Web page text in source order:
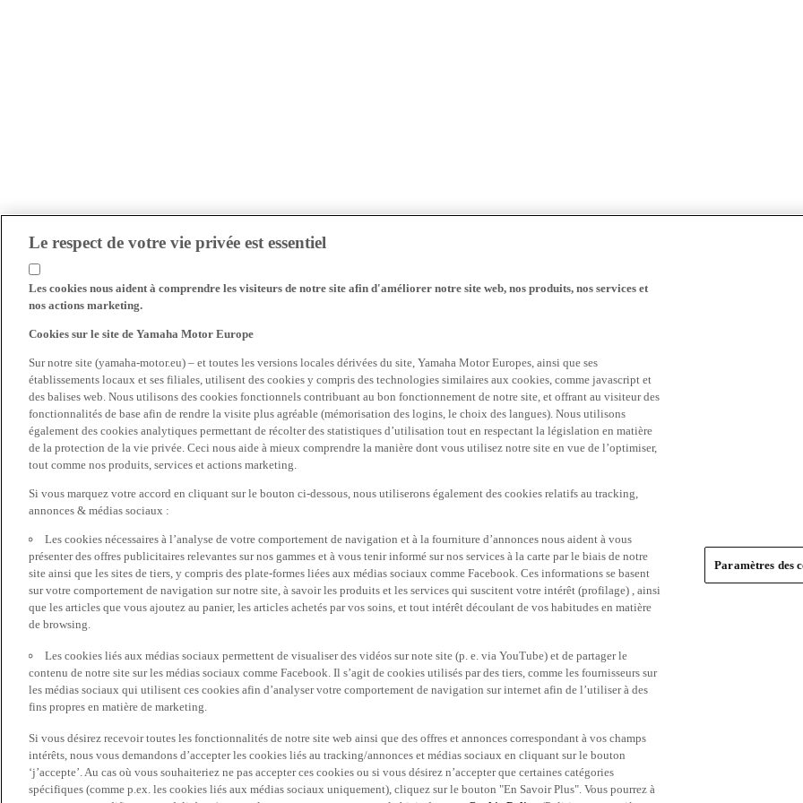
Le respect de votre vie privée est essentiel
Les cookies nous aident à comprendre les visiteurs de notre site afin d'améliorer notre site web, nos produits, nos services et
nos actions marketing.
Cookies sur le site de Yamaha Motor Europe
Sur notre site (yamaha-motor.eu) – et toutes les versions locales dérivées du site, Yamaha Motor Europes, ainsi que ses
établissements locaux et ses filiales, utilisent des cookies y compris des technologies similaires aux cookies, comme javascript et
des balises web. Nous utilisons des cookies fonctionnels contribuant au bon fonctionnement de notre site, et offrant au visiteur des
fonctionnalités de base afin de rendre la visite plus agréable (mémorisation des logins, le choix des langues). Nous utilisons
également des cookies analytiques permettant de récolter des statistiques d’utilisation tout en respectant la législation en matière
de la protection de la vie privée. Ceci nous aide à mieux comprendre la manière dont vous utilisez notre site en vue de l’optimiser,
tout comme nos produits, services et actions marketing.
Si vous marquez votre accord en cliquant sur le bouton ci-dessous, nous utiliserons également des cookies relatifs au tracking,
annonces & médias sociaux :
Les cookies nécessaires à l’analyse de votre comportement de navigation et à la fourniture d’annonces nous aident à vous
présenter des offres publicitaires relevantes sur nos gammes et à vous tenir informé sur nos services à la carte par le biais de notre
site ainsi que les sites de tiers, y compris des plate-formes liées aux médias sociaux comme Facebook. Ces informations se basent
sur votre comportement de navigation sur notre site, à savoir les produits et les services qui suscitent votre intérêt (profilage) , ainsi
que les articles que vous ajoutez au panier, les articles achetés par vos soins, et tout intérêt découlant de vos habitudes en matière
de browsing.
Les cookies liés aux médias sociaux permettent de visualiser des vidéos sur note site (p. e. via YouTube) et de partager le
contenu de notre site sur les médias sociaux comme Facebook. Il s’agit de cookies utilisés par des tiers, comme les fournisseurs sur
les médias sociaux qui utilisent ces cookies afin d’analyser votre comportement de navigation sur internet afin de l’utiliser à des
fins propres en matière de marketing.
Si vous désirez recevoir toutes les fonctionnalités de notre site web ainsi que des offres et annonces correspondant à vos champs
intérêts, nous vous demandons d’accepter les cookies liés au tracking/annonces et médias sociaux en cliquant sur le bouton
‘j’accepte’. Au cas où vous souhaiteriez ne pas accepter ces cookies ou si vous désirez n’accepter que certaines catégories
spécifiques (comme p.ex. les cookies liés aux médias sociaux uniquement), cliquez sur le bouton "En Savoir Plus". Vous pourrez à
Paramètres des